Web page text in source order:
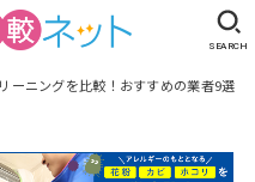
SEARCH
ーニングを比較！おすすめの業者9選